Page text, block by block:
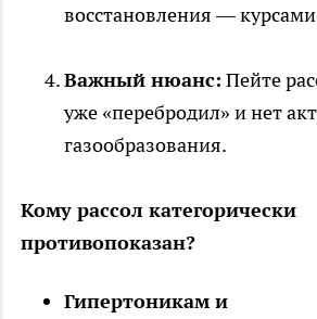
восстановления —
Важный нюанс: Пейте
уже «перебродил» и нет
газообразования.
Кому рассол категорически
противопоказан?
Гипертоникам и